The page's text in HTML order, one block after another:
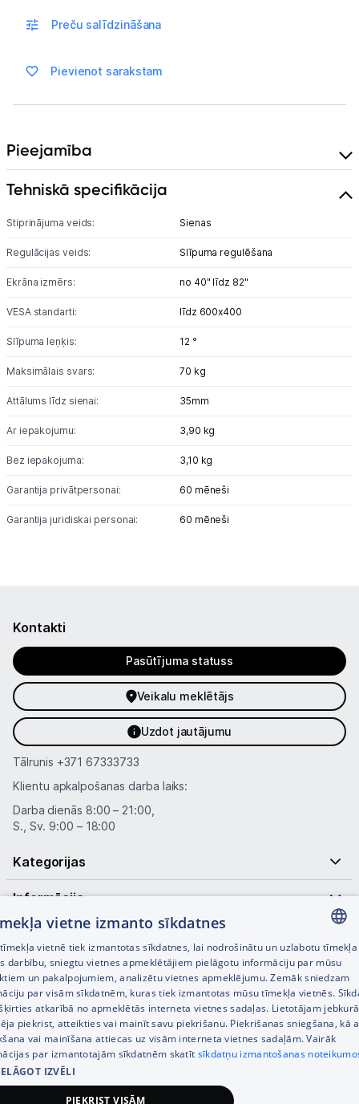
Vēlmju saraksts
Blogs
Tet pakalpojumi
Informācija
Preču salīdzināšana
Pievienot sarakstam
Pieejamība
Tehniskā specifikācija
Stiprinājuma veids: Sienas
Regulācijas veids: Slīpuma regulēšana
Ekrāna izmērs: no 40" līdz 82"
VESA standarti: līdz 600x400
Slīpuma leņķis: 12 °
Maksimālais svars: 70 kg
Attālums līdz sienai: 35mm
Ar iepakojumu: 3,90 kg
Bez iepakojuma: 3,10 kg
Garantija privātpersonai: 60 mēneši
Garantija juridiskai personai: 60 mēneši
Kontakti
Pasūtījuma statuss
Veikalu meklētājs
Uzdot jautājumu
Tālrunis +371 67333733
Klientu apkalpošanas darba laiks:
Darba dienās 8:00 – 21:00,
S., Sv. 9:00 – 18:00
Kategorijas
Informācija
Noderīgas saites
© SIA Tet 2026 -
LATVIAN
RUSSIAN
ENGLISH
vietne izmanto sīkdatnes
vietnē tiek izmantotas sīkdatnes, lai nodrošinātu un uzlabotu tīmekļa
darbību, sniegtu vietnes apmeklētājiem pielāgotu informāciju par mūsu
un pakalpojumiem, analizētu vietnes apmeklējumu. Zemāk sniedzam
par visām sīkdatnēm, kuras tiek izmantotas mūsu tīmekļa vietnēs.
atkarībā no apmeklētās interneta vietnes sadaļas. Lietotājam
piekrist, atteikties vai mainīt savu piekrišanu. Piekrišanas sniegšana, kā
vai mainīšana attiecas uz visām interneta vietnes sadaļām. Vairāk
par izmantotajām sīkdatnēm skatīt sīkdatņu izmantošanas
IZVĒLI
PIEKRIST VISĀM